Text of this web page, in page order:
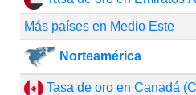
Más países en Medio Este
Norteamérica
Tasa de oro en Canadá